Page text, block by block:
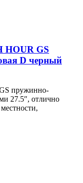
HOUR GS
D черный
пружинно-
27.5″, отлично